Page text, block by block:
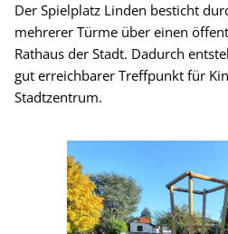
Der Spielplatz Linden besticht
mehrerer Türme über einen
Rathaus der Stadt. Dadurch
gut erreichbarer Treffpunkt für
Stadtzentrum.
Bildergalerie überspringen